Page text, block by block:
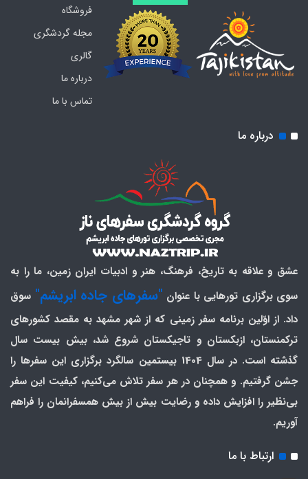
فروشگاه
مجله گردشگری
گالری
درباره ما
تماس با ما
درباره ما
عشق و علاقه به تاریخ، فرهنگ، هنر و ادبیات ایران زمین، ما را به
سوی برگزاری تورهایی با عنوان "سفرهای جاده ابریشم" سوق
داد. از اوّلین برنامه سفر زمینی که از شهر مشهد به مقصد کشورهای
ترکمنستان، ازبکستان و تاجیکستان شروع شد، بیش بیست سال
گذشته است. در سال 1404 بیستمین سالگرد برگزاری این سفرها را
جشن گرفتیم. و همچنان در هر سفر تلاش می‌کنیم، کیفیت این سفر
بی‌نظیر را افزایش داده و رضایت بیش از بیش همسفرانمان را فراهم
آوریم.
ارتباط با ما